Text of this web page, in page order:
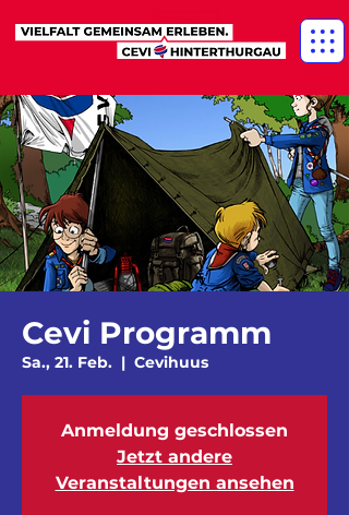
Cevi Programm
Sa., 21. Feb.
  |
Cevihuus
Anmeldung geschlossen
Jetzt andere
Veranstaltungen ansehen